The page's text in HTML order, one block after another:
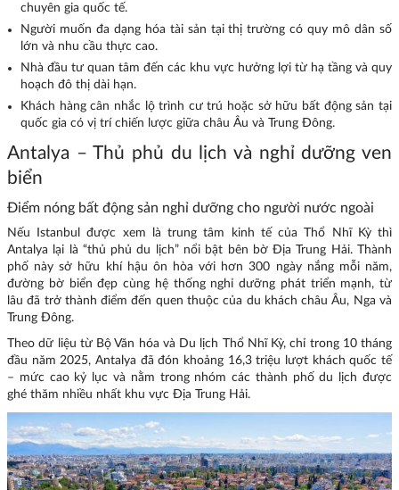
chuyên gia quốc tế.
Người muốn đa dạng hóa tài sản tại thị trường có quy mô dân số
lớn và nhu cầu thực cao.
Nhà đầu tư quan tâm đến các khu vực hưởng lợi từ hạ tầng và quy
hoạch đô thị dài hạn.
Khách hàng cân nhắc lộ trình cư trú hoặc sở hữu bất động sản tại
quốc gia có vị trí chiến lược giữa châu Âu và Trung Đông.
Antalya – Thủ phủ du lịch và nghỉ dưỡng ven
biển
Điểm nóng bất động sản nghỉ dưỡng cho người nước ngoài
Nếu Istanbul được xem là trung tâm kinh tế của Thổ Nhĩ Kỳ thì
Antalya lại là “thủ phủ du lịch” nổi bật bên bờ Địa Trung Hải. Thành
phố này sở hữu khí hậu ôn hòa với hơn 300 ngày nắng mỗi năm,
đường bờ biển đẹp cùng hệ thống nghỉ dưỡng phát triển mạnh, từ
lâu đã trở thành điểm đến quen thuộc của du khách châu Âu, Nga và
Trung Đông.
Theo dữ liệu từ Bộ Văn hóa và Du lịch Thổ Nhĩ Kỳ, chỉ trong 10 tháng
đầu năm 2025, Antalya đã đón khoảng 16,3 triệu lượt khách quốc tế
– mức cao kỷ lục và nằm trong nhóm các thành phố du lịch được
ghé thăm nhiều nhất khu vực Địa Trung Hải.